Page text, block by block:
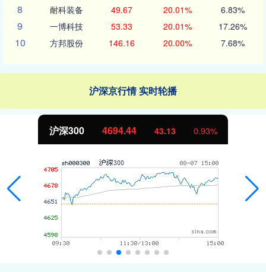
8 耐科装备 49.67 20.01% 6.83%
9 一博科技 53.33 20.01% 17.26%
10 方邦股份 146.16 20.00% 7.68%
沪深京行情 实时轮播
沪深300 4694.44 43.13 0.93%